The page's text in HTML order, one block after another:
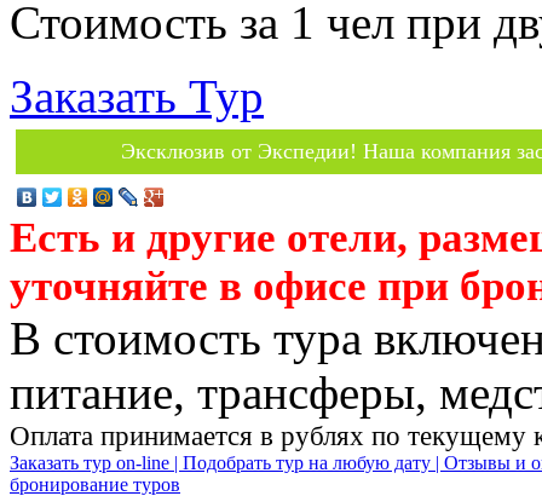
Стоимость за 1 чел при
Заказать Тур
Эксклюзив от Экспедии! Наша компания
Есть и другие отели,
уточняйте в офисе при
В стоимость тура
питание, трансферы,
Оплата принимается в рублях по текущему
Заказать тур on-line | Подобрать тур на любую дату | Отзывы и
бронирование туров